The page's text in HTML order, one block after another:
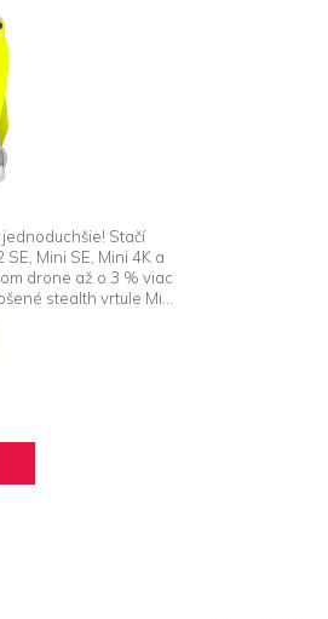
Stačí
Mini SE, Mini 4K a
drone až o 3 % viac
stealth vrtule Mini
spolu s
DroneRepublic.sk je